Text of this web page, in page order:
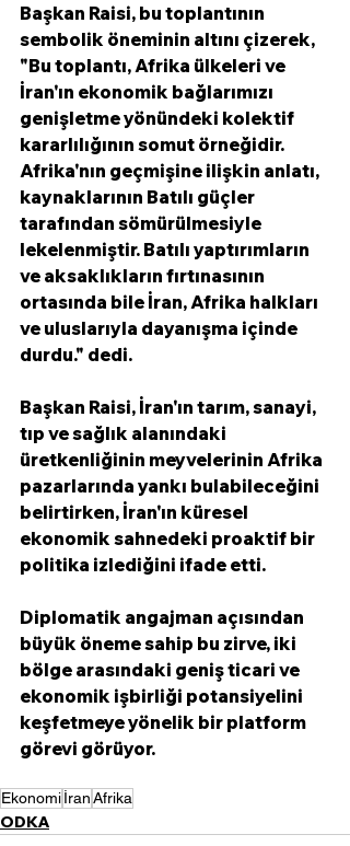
Başkan Raisi, bu toplantının
sembolik öneminin altını çizerek,
"Bu toplantı, Afrika ülkeleri ve
İran'ın ekonomik bağlarımızı
genişletme yönündeki kolektif
kararlılığının somut örneğidir.
Afrika'nın geçmişine ilişkin anlatı,
kaynaklarının Batılı güçler
tarafından sömürülmesiyle
lekelenmiştir. Batılı yaptırımların
ve aksaklıkların fırtınasının
ortasında bile İran, Afrika halkları
ve uluslarıyla dayanışma içinde
durdu." dedi.
Başkan Raisi, İran'ın tarım, sanayi,
tıp ve sağlık alanındaki
üretkenliğinin meyvelerinin Afrika
pazarlarında yankı bulabileceğini
belirtirken, İran'ın küresel
ekonomik sahnedeki proaktif bir
politika izlediğini ifade etti.
Diplomatik angajman açısından
büyük öneme sahip bu zirve, iki
bölge arasındaki geniş ticari ve
ekonomik işbirliği potansiyelini
keşfetmeye yönelik bir platform
görevi görüyor.
EkonomiİranAfrika
ODKA